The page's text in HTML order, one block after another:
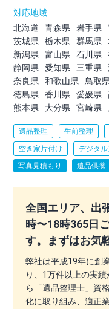
対応地域
北海道
青森県 岩手県
茨城県
栃木県 群馬県
新潟県
富山県 石川県
静岡県
愛知県 三重県
奈良県
和歌山県 鳥取県
徳島県
香川県 愛媛県
熊本県
大分県 宮崎県
遺品整理 生前整理
空き家片付け デジタ
写真見積もり
遺品供養
全国エリア、出
時〜18時365日
す。まずはお気
弊社は平成19年に創
り、1万件以上の実
ら「遺品整理士」資
化に取り組み、適正